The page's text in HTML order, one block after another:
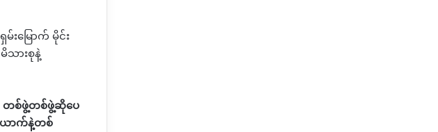
ရှမ်းမြောက် မိုင်း
သားစုနဲ့
တစ်ဖွဲ့တစ်ဖွဲ့ဆိုပေ
ောက်နဲ့တစ်